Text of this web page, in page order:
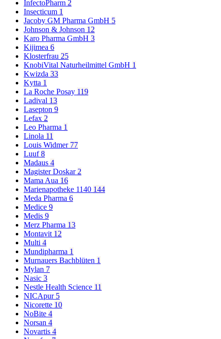
InfectoPharm 2
Insecticum 1
Jacoby GM Pharma GmbH 5
Johnson & Johnson 12
Karo Pharma GmbH 3
Kijimea 6
Klosterfrau 25
KnobiVital Naturheilmittel GmbH 1
Kwizda 33
Kytta 1
La Roche Posay 119
Ladival 13
Lasepton 9
Lefax 2
Leo Pharma 1
Linola 11
Louis Widmer 77
Luuf8
Madaus 4
Magister Doskar 2
Mama Aua 16
Marienapotheke 1140 144
Meda Pharma 6
Medice 9
Medis 9
Merz Pharma 13
Montavit 12
Multi 4
Mundipharma 1
Murnauers Bachblüten 1
Mylan 7
Nasic 3
Nestle Health Science 11
NICApur 5
Nicorette 10
NoBite 4
Norsan 4
Novartis 4